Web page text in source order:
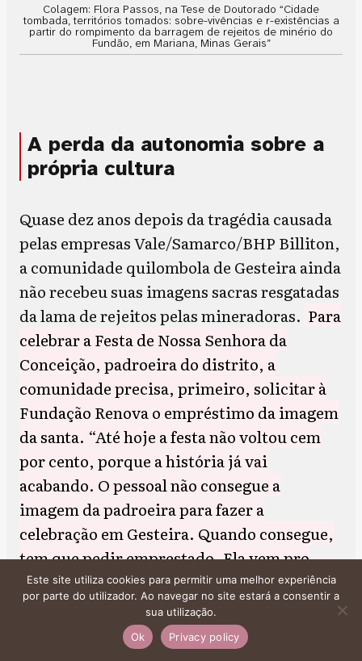
Colagem: Flora Passos, na Tese de Doutorado “Cidade
tombada, territórios tomados: sobre-vivências e r-existências a
partir do rompimento da barragem de rejeitos de minério do
Fundão, em Mariana, Minas Gerais”
A perda da autonomia sobre a
própria cultura
Quase dez anos depois da tragédia causada
pelas empresas Vale/Samarco/BHP Billiton,
a comunidade quilombola de Gesteira ainda
não recebeu suas imagens sacras resgatadas
da lama de rejeitos pelas mineradoras. Para
celebrar a Festa de Nossa Senhora da
Conceição, padroeira do distrito, a
comunidade precisa, primeiro, solicitar à
Fundação Renova o empréstimo da imagem
da santa. “Até hoje a festa não voltou cem
por cento, porque a história já vai
acabando. O pessoal não consegue a
imagem da padroeira para fazer a
celebração em Gesteira. Quando consegue,
tem que pedir emprestado. Ela vem pro
território e, na mesma hora que termina a
festividade, ela já volta para a Renova”,
explica a presidente da Associação
Quilombola de Gesteira Simone Silva.
Este site utiliza cookies para permitir uma melhor experiência
por parte do utilizador. Ao navegar no site estará a consentir a
sua utilização.
Ok
Privacy policy